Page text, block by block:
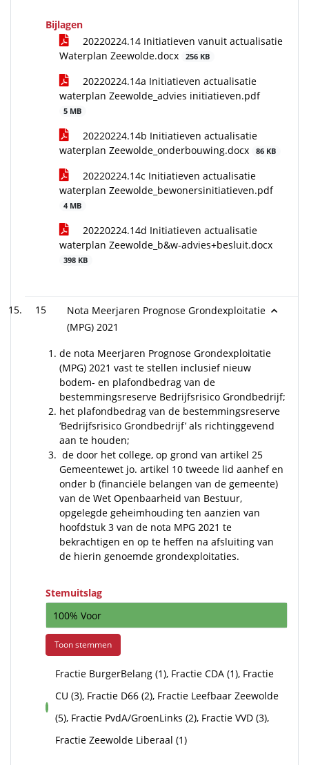
Bijlagen
20220224.14 Initiatieven vanuit actualisatie
Waterplan Zeewolde.docx
256 KB
20220224.14a Initiatieven actualisatie
waterplan Zeewolde_advies initiatieven.pdf
5 MB
20220224.14b Initiatieven actualisatie
waterplan Zeewolde_onderbouwing.docx
86 KB
20220224.14c Initiatieven actualisatie
waterplan Zeewolde_bewonersinitiatieven.pdf
4 MB
20220224.14d Initiatieven actualisatie
waterplan Zeewolde_b&w-advies+besluit.docx
398 KB
15
Nota Meerjaren Prognose Grondexploitatie
(MPG) 2021
de nota Meerjaren Prognose Grondexploitatie
(MPG) 2021 vast te stellen inclusief nieuw
bodem- en plafondbedrag van de
bestemmingsreserve Bedrijfsrisico Grondbedrijf;
het plafondbedrag van de bestemmingsreserve
‘Bedrijfsrisico Grondbedrijf’ als richtinggevend
aan te houden;
de door het college, op grond van artikel 25
Gemeentewet jo. artikel 10 tweede lid aanhef en
onder b (financiële belangen van de gemeente)
van de Wet Openbaarheid van Bestuur,
opgelegde geheimhouding ten aanzien van
hoofdstuk 3 van de nota MPG 2021 te
bekrachtigen en op te heffen na afsluiting van
de hierin genoemde grondexploitaties.
Stemuitslag
100% Voor
Toon stemmen
voor
Fractie BurgerBelang (1), Fractie CDA (1), Fractie
CU (3), Fractie D66 (2), Fractie Leefbaar Zeewolde
(5), Fractie PvdA/GroenLinks (2), Fractie VVD (3),
Fractie Zeewolde Liberaal (1)